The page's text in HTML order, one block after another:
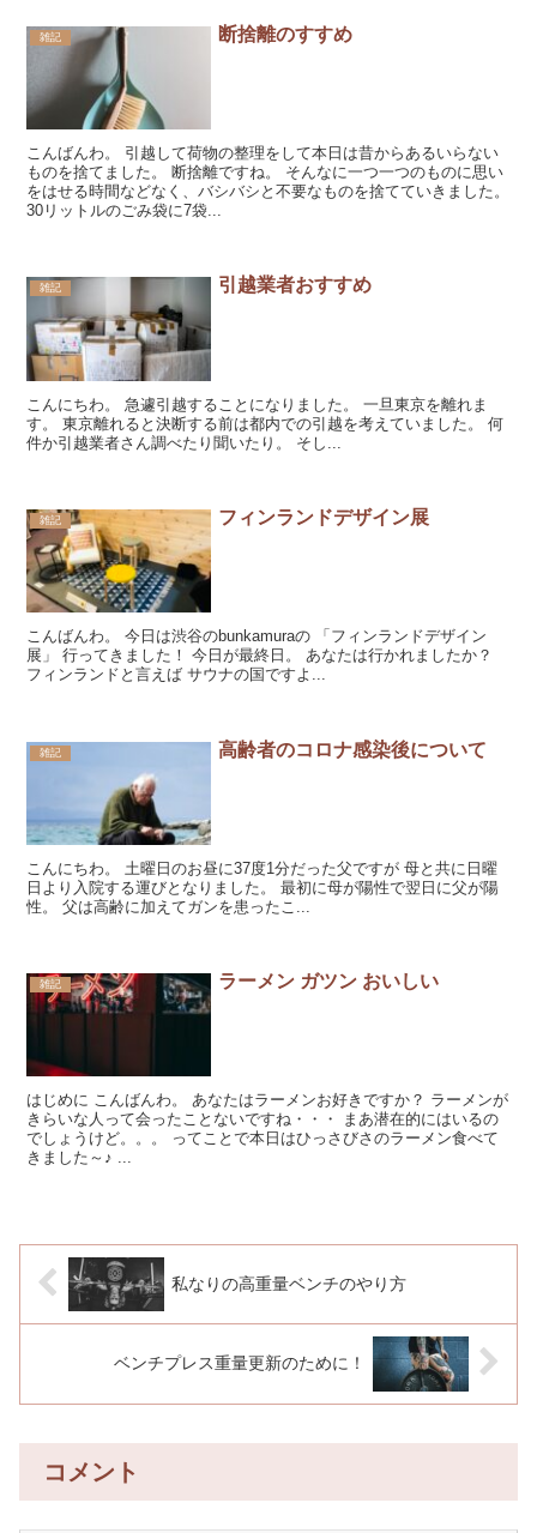
雑記 断捨離のすすめ
こんばんわ。 引越して荷物の整理をして本日は昔からあるいらない
ものを捨てました。 断捨離ですね。 そんなに一つ一つのものに思い
をはせる時間などなく、バシバシと不要なものを捨てていきました。
30リットルのごみ袋に7袋...
雑記 引越業者おすすめ
こんにちわ。 急遽引越することになりました。 一旦東京を離れま
す。 東京離れると決断する前は都内での引越を考えていました。 何
件か引越業者さん調べたり聞いたり。 そし...
雑記 フィンランドデザイン展
こんばんわ。 今日は渋谷のbunkamuraの 「フィンランドデザイン
展」 行ってきました！ 今日が最終日。 あなたは行かれましたか？
フィンランドと言えば サウナの国ですよ...
雑記 高齢者のコロナ感染後について
こんにちわ。 土曜日のお昼に37度1分だった父ですが 母と共に日曜
日より入院する運びとなりました。 最初に母が陽性で翌日に父が陽
性。 父は高齢に加えてガンを患ったこ...
雑記 ラーメン ガツン おいしい
はじめに こんばんわ。 あなたはラーメンお好きですか？ ラーメンが
きらいな人って会ったことないですね・・・ まあ潜在的にはいるの
でしょうけど。。。 ってことで本日はひっさびさのラーメン食べて
きました～♪ ...
私なりの高重量ベンチのやり方
ベンチプレス重量更新のために！
コメント